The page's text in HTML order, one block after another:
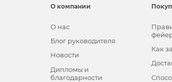
О компании
О нас
Блог руководителя
Новости
Дипломы и
благодарности
Как